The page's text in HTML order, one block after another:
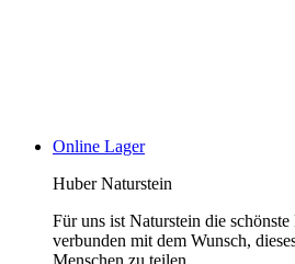
Online Lager
Huber Naturstein
Für uns ist Naturstein die schönste
verbunden mit dem Wunsch,
Menschen zu teilen.